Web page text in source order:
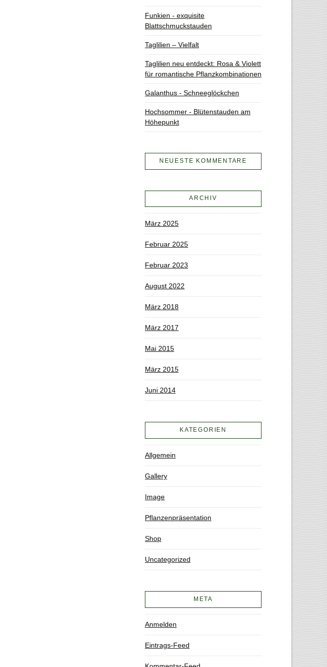
Funkien - exquisite
Blattschmuckstauden
Taglilien – Vielfalt
Taglilien neu entdeckt: Rosa & Violett
für romantische Pflanzkombinationen
Galanthus - Schneeglöckchen
Hochsommer - Blütenstauden am
Höhepunkt
NEUESTE KOMMENTARE
ARCHIV
März 2025
Februar 2025
Februar 2023
August 2022
März 2018
März 2017
Mai 2015
März 2015
Juni 2014
KATEGORIEN
Allgemein
Gallery
Image
Pflanzenpräsentation
Shop
Uncategorized
META
Anmelden
Eintrags-Feed